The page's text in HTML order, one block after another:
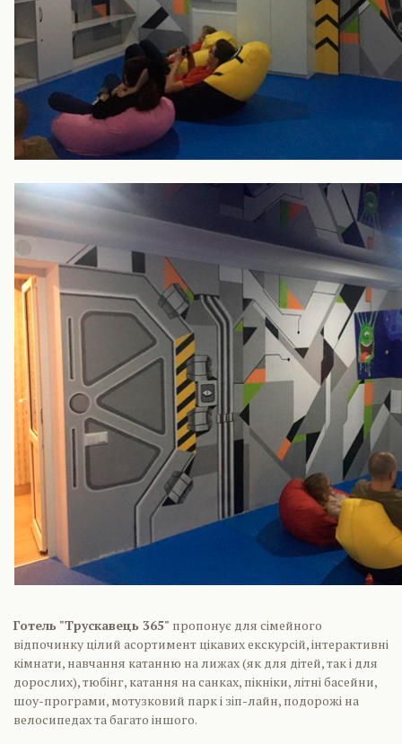
Готель "Трускавець 365" пропонує для сімейного
відпочинку цілий асортимент цікавих екскурсій, інтерактивні
кімнати, навчання катанню на лижах (як для дітей, так і для
дорослих), тюбінг, катання на санках, пікніки, літні басейни,
шоу-програми, мотузковий парк і зіп-лайн, подорожі на
велосипедах та багато іншого.